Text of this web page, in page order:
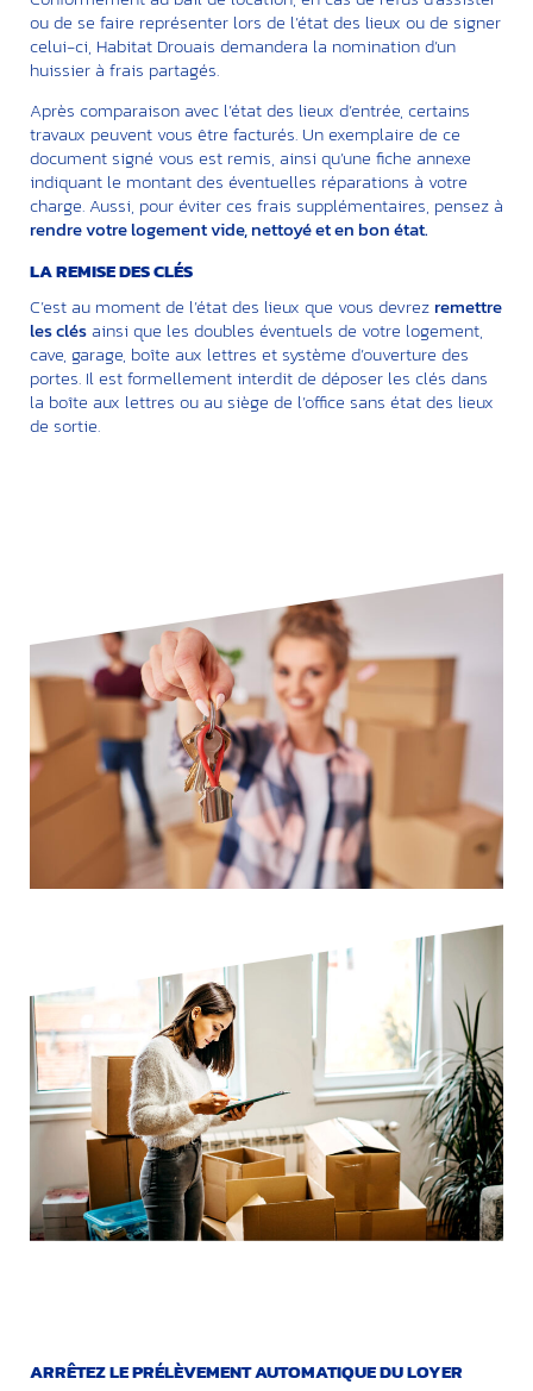
ou de se faire représenter lors de l’état des lieux ou de signer
celui-ci, Habitat Drouais demandera la nomination d’un
huissier à frais partagés.
Après comparaison avec l’état des lieux d’entrée, certains
travaux peuvent vous être facturés. Un exemplaire de ce
document signé vous est remis, ainsi qu’une fiche annexe
indiquant le montant des éventuelles réparations à votre
charge. Aussi, pour éviter ces frais supplémentaires, pensez à
rendre votre logement vide, nettoyé et en bon état.
LA REMISE DES CLÉS
C’est au moment de l’état des lieux que vous devrez remettre
les clésainsi que les doubles éventuels de votre logement,
cave, garage, boîte aux lettres et système d’ouverture des
portes. Il est formellement interdit de déposer les clés dans
la boîte aux lettres ou au siège de l’office sans état des lieux
de sortie.
ARRÊTEZ LE PRÉLÈVEMENT AUTOMATIQUE DU LOYER